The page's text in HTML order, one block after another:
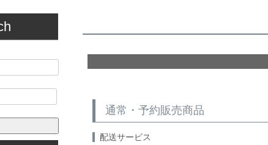
通常・予約販売商品
配送サービス